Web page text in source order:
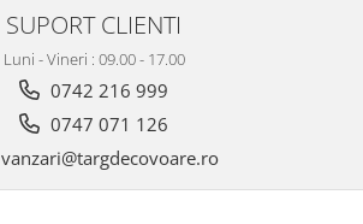
SUPORT CLIENTI
Luni - Vineri : 09.00 - 17.00
0742 216 999
0747 071 126
vanzari@targdecovoare.ro